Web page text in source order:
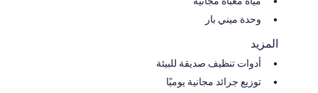
وحدة ميني بار
المزيد
أدوات تنظيف صديقة للبيئة
توزيع جرائد مجانية يوميًا